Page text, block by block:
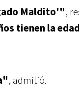
Maldito'",
tienen la
, admitió.